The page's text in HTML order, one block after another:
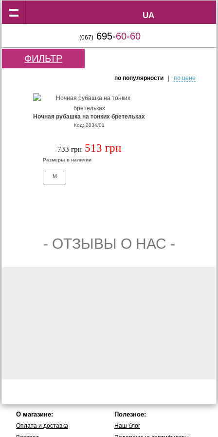
UA
UA
(067) 695-60-60
ФИЛЬТР
по популярности| по цене
Ночная рубашка на тонких бретельках
Код: 2034/01
733 грн 513 грн
Размеры в наличии
M
- ОТЗЫВЫ О НАС -
О магазине:
Оплата и доставка
Полезное:
Наш блог